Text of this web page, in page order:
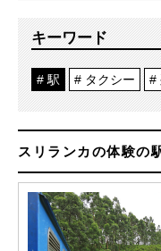
キーワード
駅 タクシー
スリランカの体験の